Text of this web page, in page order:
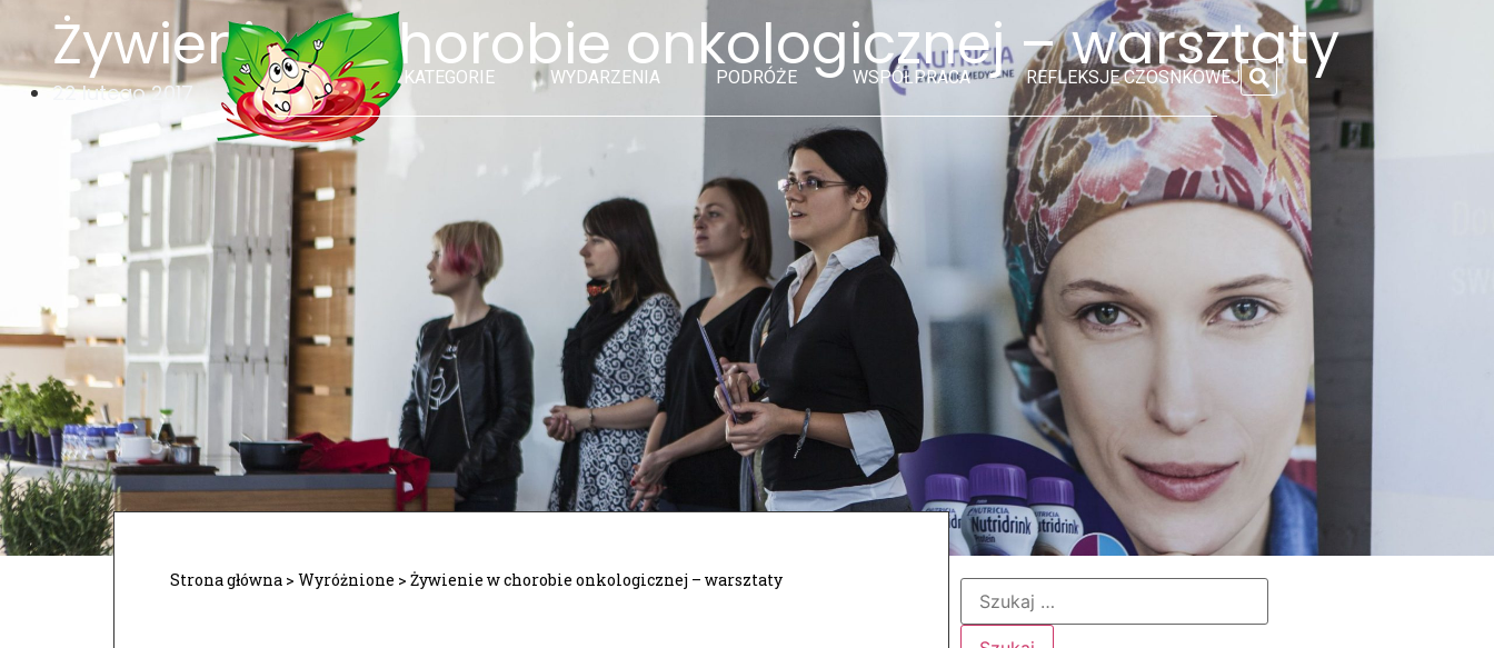
KATEGORIE WYDARZENIA PODRÓŻE WSPÓŁPRACA REFLEKSJE CZOSNKOWEJ
Żywienie w chorobie onkologicznej – warsztaty
22 lutego 2017
Strona główna > Wyróżnione > Żywienie w chorobie onkologicznej – warsztaty